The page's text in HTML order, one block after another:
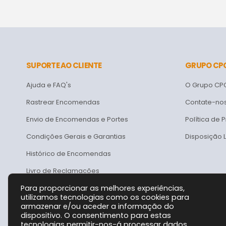
SUPORTE AO CLIENTE
Ajuda e FAQ's
Rastrear Encomendas
Envio de Encomendas e Portes
Condições Gerais e Garantias
Histórico de Encomendas
Livro de Reclamações
GRUPO
O Grupo
Contate-
Política de
Disposição
Para proporcionar as melhores experiências,
utilizamos tecnologias como os cookies para
armazenar e/ou aceder a informação do
dispositivo. O consentimento para estas